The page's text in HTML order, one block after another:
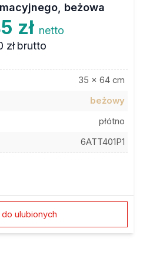
beżowa
zł netto
zł brutto
35 x 64 cm
beżowy
płótno
6ATT401P1
ulubionych